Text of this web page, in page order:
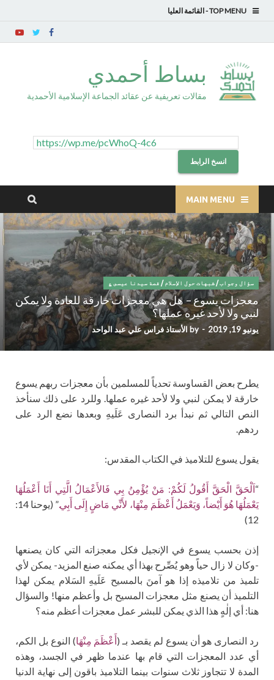
TOP MENU
بساط أحمدي
مقالات تعريفية عن عقائد الجماعة الإسلامية الأحمدية
انسخ الرابط
MAIN MENU
سؤال وجواب/شبهات حول الإسلام/ قصة سيدنا عيسى ؏
معجزات يسوع – هل هي معجزات خارقة للعادة ولا يمكن
لنبي ولا لأحد غيره عملها؟
يونيو 19, 2019 -
by الأستاذ فراس علي عبد الواحد
يطرح بعض القساوسة تحدياً للمسلمين بأن معجزات ربهم يسوع
خارقة لا يمكن لنبي ولا لأحد غيره عملها. وللرد على ذلك سنأخذ
النص التالي ثم نبدأ برد النصارى عَلَيهِ وبعدها نضع الرد على
ردهم.
يقول يسوع للتلاميذ في الكتاب المقدس:
“اَلْحَقَّ الْحَقَّ أَقُولُ لَكُمْ: مَنْ يُؤْمِنُ بِي فَالأَعْمَالُ الَّتِي أَنَا أَعْمَلُهَا
يَعْمَلُهَا هُوَ أَيْضاً، وَيَعْمَلُ أَعْظَمَ مِنْهَا، لأَنِّي مَاضٍ إِلَى أَبِي.
” (يوحنا 14:
12)
إذن بحسب يسوع في الإنجيل فكل معجزاته التي كان يصنعها
-وكان لا زال حياً وهو يُصِّرح بهذا أي يمكنه صنع المزيد- يمكن لأي
تلميذ من تلاميذه إذا هو آمنَ بالمسيح عَلَيهِ السَلام يمكن لهذا
التلميذ أن يصنع مثل معجزات المسيح بل وأعظم منها! والسؤال
هنا: أي إلٰهٍ هذا الذي يمكن للبشر عمل معجزات أعظم منه؟
رد النصارى هو أن يسوع لم يقصد بـ (أَعْظَمَ مِنْهَا) النوع بل الكم،
أي عدد المعجزات التي قام بها عندما ظهر في الجسد، وهذه
المدة لا تتجاوز ثلاث سنوات بينما التلاميذ باقون إلى نهاية الدنيا